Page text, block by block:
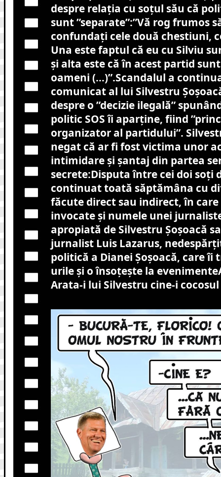
despre relația cu soțul său că
sunt ”separate”:”Vă rog frumos
confundați cele două chestiuni,
Una este faptul că eu cu Silviu
și alta este că în acest partid
oameni (…)”.Scandalul a
comunicat al lui Silvestru
despre o ”decizie ilegală”
politic SOS îi aparține, fiind
organizator al partidului”.
negat că ar fi fost victima unor
intimidare și șantaj din partea
secrete:Disputa între cei doi soți
continuat toată săptămâna cu
făcute direct sau indirect, în
invocate și numele unei
apropiată de Silvestru Șoșoacă
jurnalist Luis Lazarus,
politică a Dianei Șoșoacă, care îi
urile și o însoțește la
Arata-i lui Silvestru cine-i